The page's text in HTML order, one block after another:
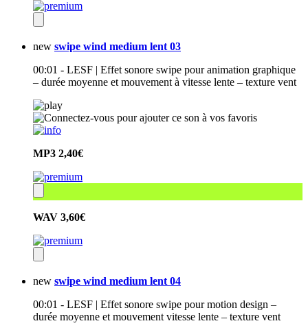
new swipe wind medium lent 03
00:01 - LESF | Effet sonore swipe pour animation graphique
– durée moyenne et mouvement à vitesse lente – texture vent
MP3 2,40€
WAV 3,60€
new swipe wind medium lent 04
00:01 - LESF | Effet sonore swipe pour motion design –
durée moyenne et mouvement vitesse lente – texture vent